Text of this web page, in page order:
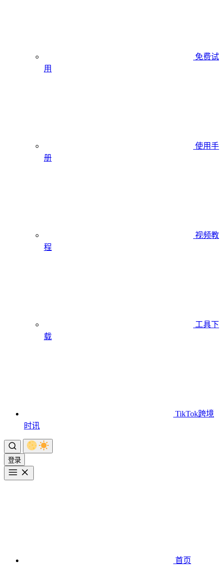
免费试
用
使用手
册
视频教
程
工具下
载
TikTok跨境
时讯
登录
首页